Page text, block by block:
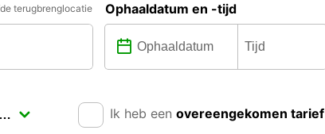
terugbrenglocatie Ophaaldatum en -tijd
Ik heb een overeengekomen tarief